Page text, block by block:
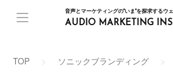
音声とマーケティングの"いま"を探求するウ
AUDIO MARKETING
TOP ソニックブランディング